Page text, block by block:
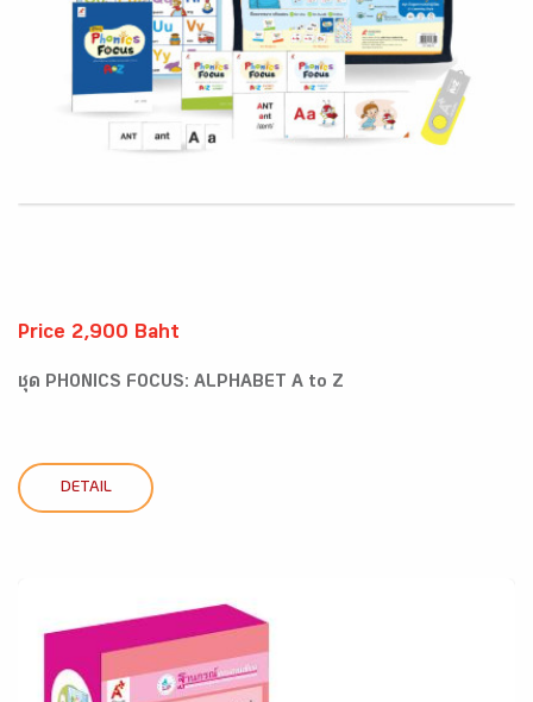
Price 2,900 Baht
ชุด PHONICS FOCUS: ALPHABET A to Z
DETAIL